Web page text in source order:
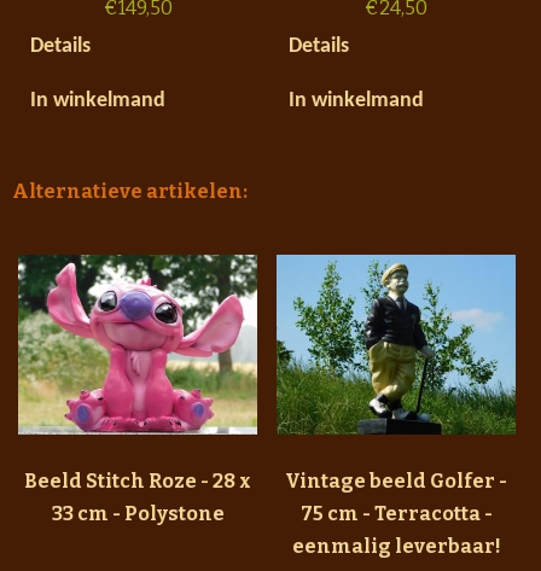
€149,50
Details
In winkelmand
€24,50
Details
In winkelmand
Alternatieve artikelen:
Beeld Stitch Roze - 28 x
33 cm - Polystone
Vintage beeld Golfer -
75 cm - Terracotta -
eenmalig leverbaar!